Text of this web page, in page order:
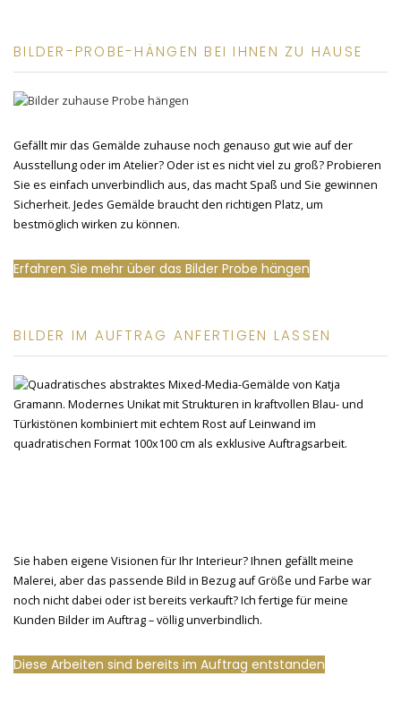
BILDER-PROBE-HÄNGEN BEI IHNEN ZU HAUSE
Gefällt mir das Gemälde zuhause noch genauso gut wie auf der
Ausstellung oder im Atelier? Oder ist es nicht viel zu groß? Probieren
Sie es einfach unverbindlich aus, das macht Spaß und Sie gewinnen
Sicherheit. Jedes Gemälde braucht den richtigen Platz, um
bestmöglich wirken zu können.
Erfahren Sie mehr über das Bilder Probe hängen
BILDER IM AUFTRAG ANFERTIGEN LASSEN
Sie haben eigene Visionen für Ihr Interieur? Ihnen gefällt meine
Malerei, aber das passende Bild in Bezug auf Größe und Farbe war
noch nicht dabei oder ist bereits verkauft? Ich fertige für meine
Kunden Bilder im Auftrag – völlig unverbindlich.
Diese Arbeiten sind bereits im Auftrag entstanden